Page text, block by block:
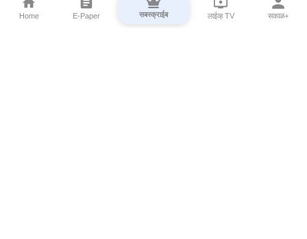
Home E-Paper सबस्क्राईब लाईव्ह TV सकाळ+